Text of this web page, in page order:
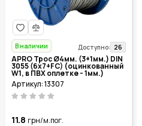
В наличии Доступно: 26
APRO Трос Ø4мм. (3+1мм.) DIN
3055 (6x7+FC) (оцинкованный
W1, в ПВХ оплетке - 1мм.)
(бухта 200м.)
Артикул: 13307
11.8 грн/м.пог.